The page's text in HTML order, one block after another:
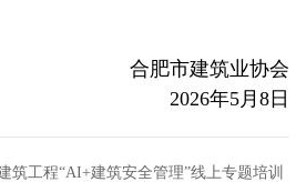
合肥市建筑业协会
2026年5月8日
筑工程“AI+建筑安全管理”线上专题培训